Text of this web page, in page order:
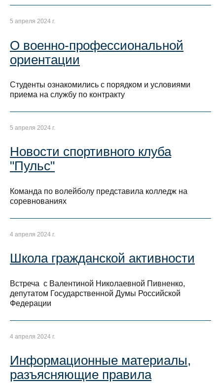
5 апреля 2024 г.
О военно-профессиональной
ориентации
Студенты ознакомились с порядком и условиями
приема на службу по контракту
5 апреля 2024 г.
Новости спортивного клуба
"Пульс"
Команда по волейболу представила колледж на
соревнованиях
4 апреля 2024 г.
Школа гражданской активности
Встреча с Валентиной Николаевной Пивненко,
депутатом Государственной Думы Российской
Федерации
4 апреля 2024 г.
Информационные материалы,
разъясняющие правила